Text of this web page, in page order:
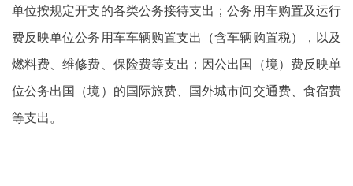
单位按规定开支的各类公务接待支出；公务用车购置及运行
费反映单位公务用车车辆购置支出（含车辆购置税），以及
燃料费、维修费、保险费等支出；因公出国（境）费反映单
位公务出国（境）的国际旅费、国外城市间交通费、食宿费
等支出。